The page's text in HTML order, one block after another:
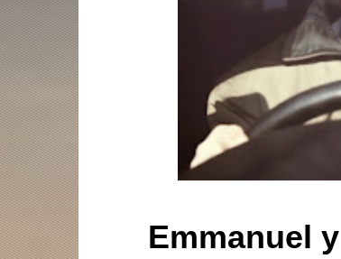
Emmanuel